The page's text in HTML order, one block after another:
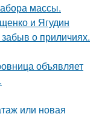
массы.
и Ягудин
о приличиях.
объявляет
или новая